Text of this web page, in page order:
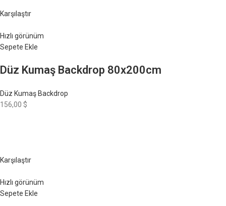
Karşılaştır
Hızlı görünüm
Sepete Ekle
Düz Kumaş Backdrop 80x200cm
Düz Kumaş Backdrop
156,00 $
Karşılaştır
Hızlı görünüm
Sepete Ekle